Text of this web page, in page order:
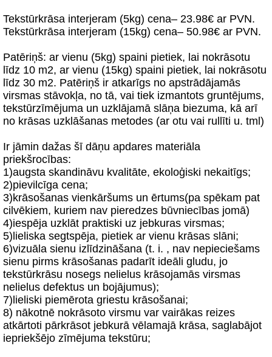
Tekstūrkrāsa interjeram (5kg) cena– 23.98€ ar PVN.
Tekstūrkrāsa interjeram (15kg) cena– 50.98€ ar PVN.
Patēriņš: ar vienu (5kg) spaini pietiek, lai nokrāsotu
līdz 10 m2, ar vienu (15kg) spaini pietiek, lai nokrāsotu
līdz 30 m2. Patēriņš ir atkarīgs no apstrādājamās
virsmas stāvokļa, no tā, vai tiek izmantots gruntējums,
tekstūrzīmējuma un uzklājamā slāņa biezuma, kā arī
no krāsas uzklāšanas metodes (ar otu vai rullīti u. tml)
Ir jāmin dažas šī dāņu apdares materiāla
priekšrocības:
1)augsta skandināvu kvalitāte, ekoloģiski nekaitīgs;
2)pievilcīga cena;
3)krāsošanas vienkāršums un ērtums(pa spēkam pat
cilvēkiem, kuriem nav pieredzes būvniecības jomā)
4)iespēja uzklāt praktiski uz jebkuras virsmas;
5)lieliska segtspēja, pietiek ar vienu krāsas slāni;
6)vizuāla sienu izlīdzināšana (t. i. , nav nepieciešams
sienu pirms krāsošanas padarīt ideāli gludu, jo
tekstūrkrāsu nosegs nelielus krāsojamās virsmas
nelielus defektus un bojājumus);
7)lieliski piemērota griestu krāsošanai;
8) nākotnē nokrāsoto virsmu var vairākas reizes
atkārtoti pārkrāsot jebkurā vēlamajā krāsa, saglabājot
iepriekšējo zīmējuma tekstūru;